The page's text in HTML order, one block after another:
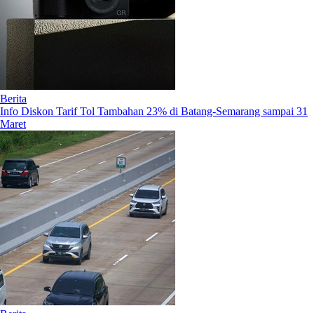
Berita
Info Diskon Tarif Tol Tambahan 23% di Batang-Semarang sampai 31
Maret